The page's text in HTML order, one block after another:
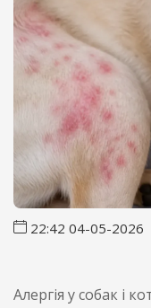
22:42 04-05-2026
Алергія у собак і